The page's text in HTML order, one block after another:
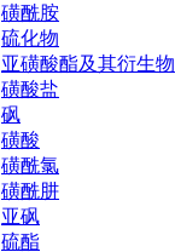
磺酰胺
硫化物
亚磺酸酯及其衍生物
磺酸盐
砜
磺酸
磺酰氯
磺酰肼
亚砜
硫酯